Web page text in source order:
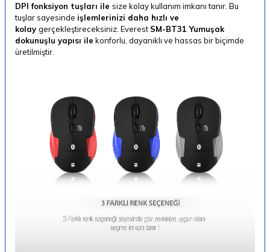
DPI fonksiyon tuşları ile size kolay kullanım imkanı tanır. Bu
tuşlar sayesinde işlemlerinizi daha hızlı ve
kolay gerçekleştireceksiniz. Everest SM-BT31 Yumuşak
dokunuşlu yapısı ile konforlu, dayanıklı ve hassas bir biçimde
üretilmiştir.